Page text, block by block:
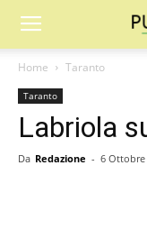
Home Taranto
Taranto
Labriola
Da Redazione - 6 Ottobre